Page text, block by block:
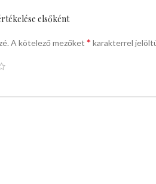
elsőként
A kötelező mezőket * karakterrel